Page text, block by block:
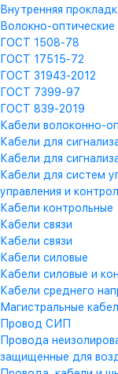
Внутренняя
Волокно-оптические
ГОСТ 1508-78
ГОСТ 17515-72
ГОСТ 31943-2012
ГОСТ 7399-97
ГОСТ 839-2019
Кабели волоконно-
Кабели для
Кабели для
Кабели для систем
управления и
Кабели контрольные
Кабели связи
Кабели связи
Кабели силовые
Кабели силовые и
Кабели среднего
Магистральные
Провод СИП
Провода
защищенные для